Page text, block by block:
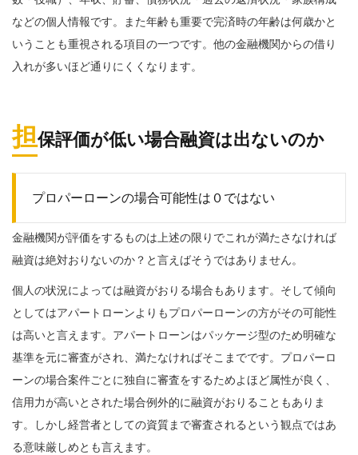
などの個人情報です。また年齢も重要で完済時の年齢は何歳かと
いうことも重視される項目の一つです。他の金融機関からの借り
入れが多いほど通りにくくなります。
担保評価が低い場合融資は出ないのか
プロパーローンの場合可能性は０ではない
金融機関が評価をするものは上述の限りでこれが満たさなければ
融資は絶対おりないのか？と言えばそうではありません。
個人の状況によっては融資がおりる場合もあります。そして傾向
としてはアパートローンよりもプロパーローンの方がその可能性
は高いと言えます。アパートローンはパッケージ型のため明確な
基準を元に審査がされ、満たなければそこまでです。プロパーロ
ーンの場合案件ごとに独自に審査をするためよほど属性が良く、
信用力が高いとされた場合例外的に融資がおりることもありま
す。しかし経営者としての資質まで審査されるという観点ではあ
る意味厳しめとも言えます。